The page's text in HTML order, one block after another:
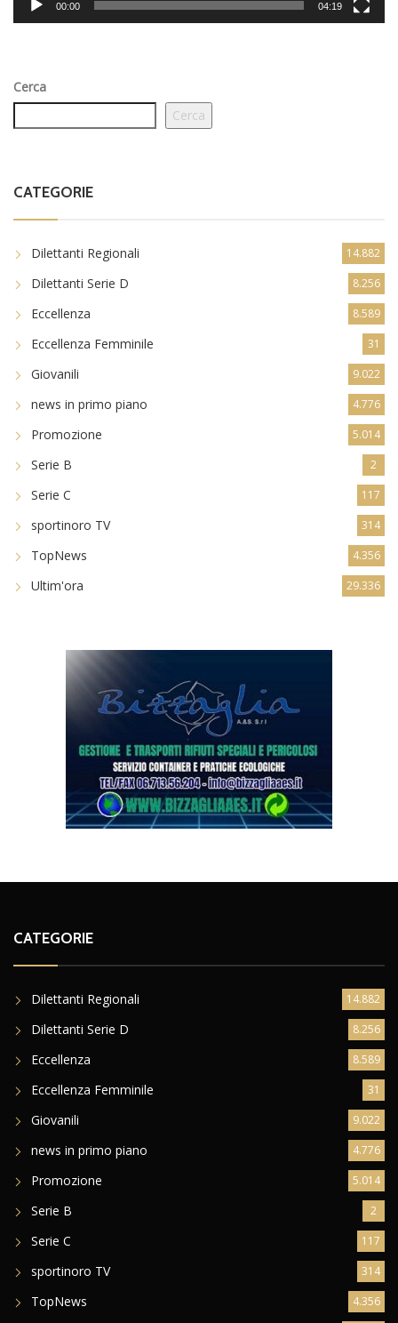
00:00 04:19
Cerca
Cerca
CATEGORIE
Dilettanti Regionali 14.882
Dilettanti Serie D 8.256
Eccellenza 8.589
Eccellenza Femminile 31
Giovanili 9.022
news in primo piano 4.776
Promozione 5.014
Serie B 2
Serie C 117
sportinoro TV 314
TopNews 4.356
Ultim'ora 29.336
CATEGORIE
Dilettanti Regionali 14.882
Dilettanti Serie D 8.256
Eccellenza 8.589
Eccellenza Femminile 31
Giovanili 9.022
news in primo piano 4.776
Promozione 5.014
Serie B 2
Serie C 117
sportinoro TV 314
TopNews 4.356